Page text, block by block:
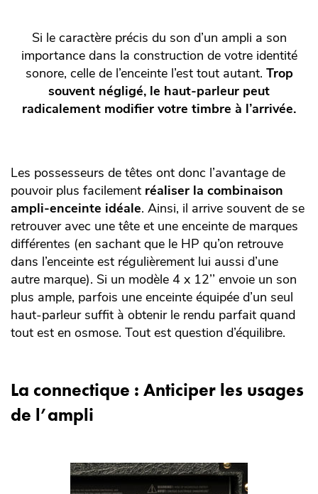
Si le caractère précis du son d’un ampli a son
importance dans la construction de votre identité
sonore, celle de l’enceinte l’est tout autant. Trop
souvent négligé, le haut-parleur peut
radicalement modifier votre timbre à l’arrivée.
Les possesseurs de têtes ont donc l’avantage de
pouvoir plus facilement réaliser la combinaison
ampli-enceinte idéale. Ainsi, il arrive souvent de se
retrouver avec une tête et une enceinte de marques
différentes (en sachant que le HP qu’on retrouve
dans l’enceinte est régulièrement lui aussi d’une
autre marque). Si un modèle 4 x 12’’ envoie un son
plus ample, parfois une enceinte équipée d’un seul
haut-parleur suffit à obtenir le rendu parfait quand
tout est en osmose. Tout est question d’équilibre.
La connectique : Anticiper les usages
de l’ampli